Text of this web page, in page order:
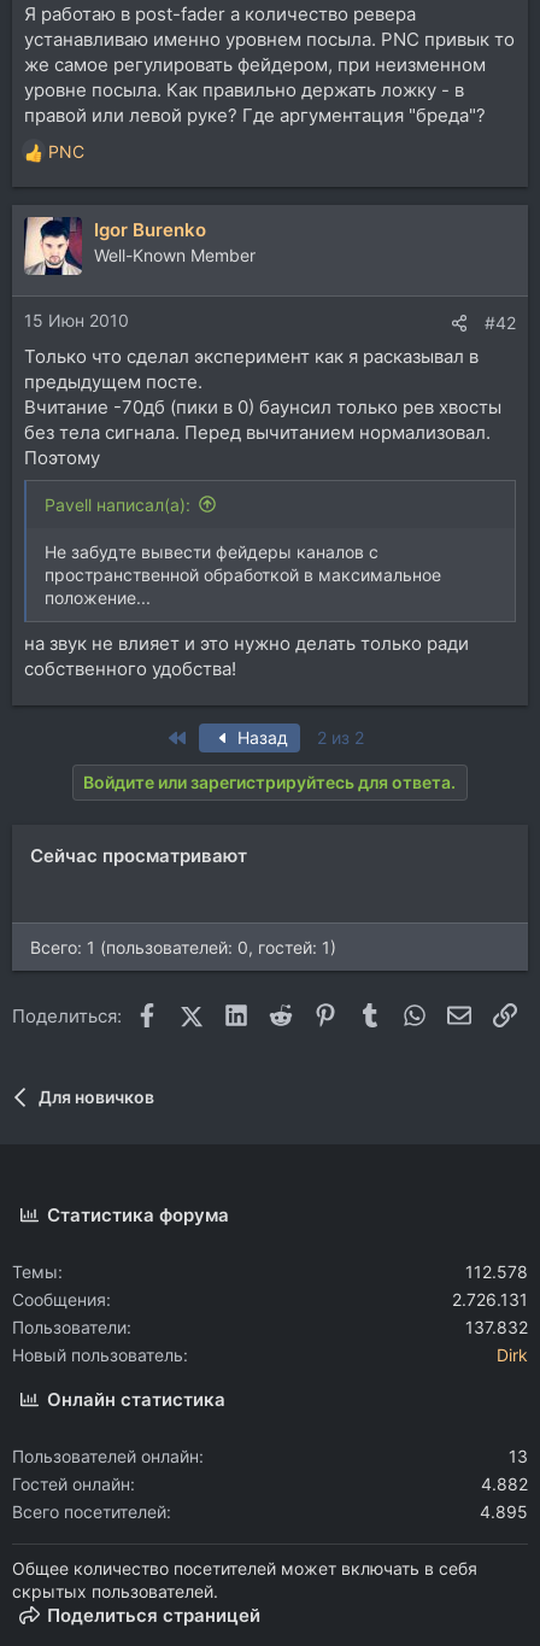
Я работаю в post-fader а количество ревера
устанавливаю именно уровнем посыла. PNC привык то
же самое регулировать фейдером, при неизменном
уровне посыла. Как правильно держать ложку - в
правой или левой руке? Где аргументация "бреда"?
Р
е
а
к
ц
и
и
:
PNC
Igor Burenko
Well-Known Member
15 Июн 2010 #42
Только что сделал эксперимент как я расказывал в
предыдущем посте.
Вчитание -70дб (пики в 0) баунсил только рев хвосты
без тела сигнала. Перед вычитанием нормализовал.
Поэтому
Pavell написал(а):
Не забудте вывести фейдеры каналов с
пространственной обработкой в максимальное
положение...
на звук не влияет и это нужно делать только ради
собственного удобства!
First Назад 2 из 2
Войдите или зарегистрируйтесь для ответа.
Сейчас просматривают
Всего: 1 (пользователей: 0, гостей: 1)
Поделиться: FacebookX (Twitter)
LinkedIn
Reddit Pinterest
Tumblr WhatsApp
Для новичков
Статистика форума
Темы
112.578
Сообщения
2.726.131
Пользователи
137.832
Новый пользователь
Dirk
Онлайн статистика
Пользователей онлайн
13
Гостей онлайн
4.882
Всего посетителей
4.895
Общее количество посетителей может включать в себя
скрытых пользователей.
Поделиться страницей